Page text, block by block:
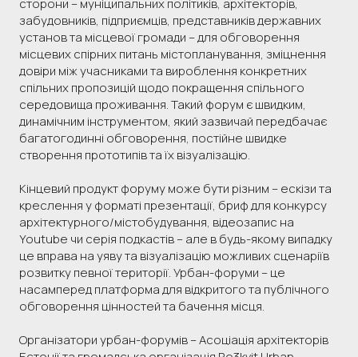
забудовників, підприємців, представників державних
установ та місцевої громади – для обговорення
місцевих спірних питань містопланування, зміцнення
довіри між учасниками та вироблення конкретних
спільних пропозицій щодо покращення спільного
середовища проживання. Такий форум є швидким,
динамічним інструментом, який зазвичай передбачає
багатогодинні обговорення, постійне швидке
створення прототипів та їх візуалізацію.
Кінцевий продукт форуму може бути різним – ескізи та
креслення у форматі презентації, бриф для конкурсу
архітектурного/містобудування, відеозапис на
Youtube чи серія подкастів – але в будь-якому випадку
це вправа на уяву та візуалізацію можливих сценаріїв
розвитку певної території. Урбан-форуми – це
насамперед платформа для відкритого та публічного
обговорення цінностей та бачення місця.
Організатори урбан-форумів – Асоціація архітекторів